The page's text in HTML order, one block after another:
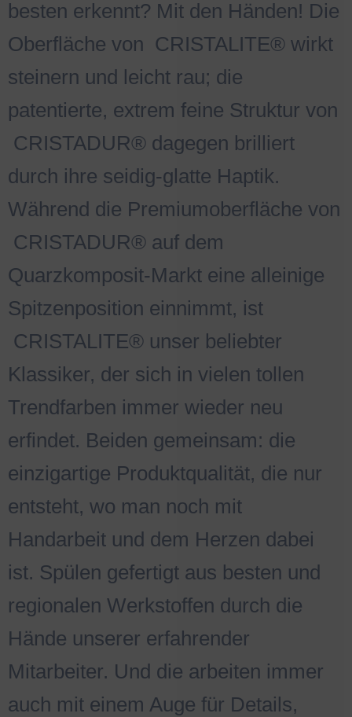
besten erkennt? Mit den Händen! Die
Oberfläche von CRISTALITE® wirkt
steinern und leicht rau; die
patentierte, extrem feine Struktur von
CRISTADUR® dagegen brilliert
durch ihre seidig-glatte Haptik.
Während die Premiumoberfläche von
CRISTADUR® auf dem
Quarzkomposit-Markt eine alleinige
Spitzenposition einnimmt, ist
CRISTALITE® unser beliebter
Klassiker, der sich in vielen tollen
Trendfarben immer wieder neu
erfindet. Beiden gemeinsam: die
einzigartige Produktqualität, die nur
entsteht, wo man noch mit
Handarbeit und dem Herzen dabei
ist. Spülen gefertigt aus besten und
regionalen Werkstoffen durch die
Hände unserer erfahrender
Mitarbeiter. Und die arbeiten immer
auch mit einem Auge für Details,